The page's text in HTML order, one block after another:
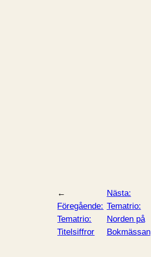
←
Föregående:
Tematrio:
Titelsiffror
Nästa:
Tematrio:
Norden på
Bokmässan